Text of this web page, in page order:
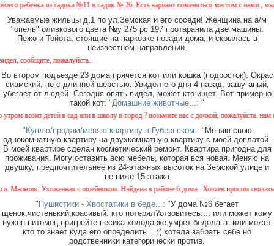
ребенка из садика №11 в садик № 26. Есть вариант поменяться местом с нами , мы
Уважаемые жильцы д.1 по ул.Земская и его соседи! Женщина на а/м
"опель" оливкового цвета №у 275 рс 197 протаранила две машины:
Пежо и Тойота, стоящие на парковке позади дома, и скрылась в
неизвестном направлении.
сообщите, пожалуйста.
Во втором подъезде 23 дома прячется кот или кошка (подросток). Окрас
сиамский, но с длинной шерстью. Увидел его дня 4 назад, зашуганый,
убегает от людей. Сегодня опять видел, может кто ищет. Вот примерно
такой кот: "Домашние животные...: "
возит детей в сад или в школу в город ? возьмите нас с дочкой, пожалуйста. нам
"Куплю/продам/меняю квартиру в Губернском.: " Меняю свою
однокомнатную квартиру на двухкомнатную квартиру с моей доплатой.
В моей квартире сделан косметический ремонт. Квартира пригодна для
проживания. Могу оставить всю мебель, которая вся новая. Меняю на
двушку, предпочтительнее из 24-этажных высоток на Земской улице и
не ниже 15 этажа
Мальчик. Ухоженная с ошейником. Найдена в районе 6 дома . Хозяев просим
"Пушистики - Хвостатики в беде...: "У дома №6 бегает
щенок,чистенький,красивый. кто потерял?отзовитесь.... или может кому
нужен питомец,пригрейте песика.холода же.умрет бедолага. или может
кто то знает куда его определить... :( хотела забрать себе но
родственники категорически против.